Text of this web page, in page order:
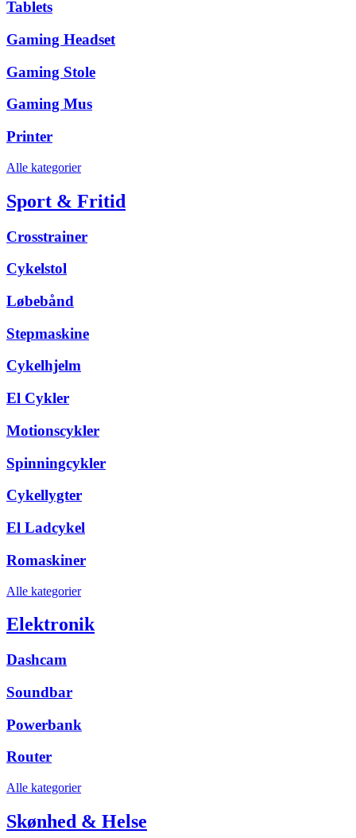
Tablets
Gaming Headset
Gaming Stole
Gaming Mus
Printer
Alle kategorier
Sport & Fritid
Crosstrainer
Cykelstol
Løbebånd
Stepmaskine
Cykelhjelm
El Cykler
Motionscykler
Spinningcykler
Cykellygter
El Ladcykel
Romaskiner
Alle kategorier
Elektronik
Dashcam
Soundbar
Powerbank
Router
Alle kategorier
Skønhed & Helse